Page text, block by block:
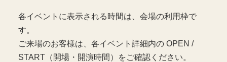
各イベントに表示される時間は、会場の利用枠で
す。
ご来場のお客様は、各イベント詳細内の OPEN /
START（開場・開演時間）をご確認ください。